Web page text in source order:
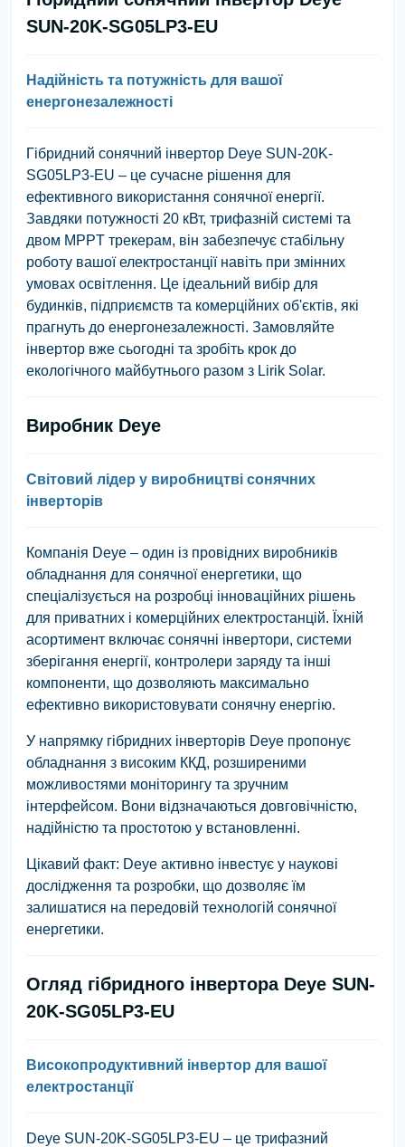
SUN-20K-SG05LP3-EU
Надійність та потужність для вашої
енергонезалежності
Гібридний сонячний інвертор Deye SUN-20K-
SG05LP3-EU – це сучасне рішення для
ефективного використання сонячної енергії.
Завдяки потужності 20 кВт, трифазній системі та
двом MPPT трекерам, він забезпечує стабільну
роботу вашої електростанції навіть при змінних
умовах освітлення. Це ідеальний вибір для
будинків, підприємств та комерційних об'єктів, які
прагнуть до енергонезалежності. Замовляйте
інвертор вже сьогодні та зробіть крок до
екологічного майбутнього разом з Lirik Solar.
Виробник Deye
Світовий лідер у виробництві сонячних
інверторів
Компанія Deye – один із провідних виробників
обладнання для сонячної енергетики, що
спеціалізується на розробці інноваційних рішень
для приватних і комерційних електростанцій. Їхній
асортимент включає сонячні інвертори, системи
зберігання енергії, контролери заряду та інші
компоненти, що дозволяють максимально
ефективно використовувати сонячну енергію.
У напрямку гібридних інверторів Deye пропонує
обладнання з високим ККД, розширеними
можливостями моніторингу та зручним
інтерфейсом. Вони відзначаються довговічністю,
надійністю та простотою у встановленні.
Цікавий факт: Deye активно інвестує у наукові
дослідження та розробки, що дозволяє їм
залишатися на передовій технологій сонячної
енергетики.
Огляд гібридного інвертора Deye SUN-
20K-SG05LP3-EU
Високопродуктивний інвертор для вашої
електростанції
Deye SUN-20K-SG05LP3-EU – це трифазний